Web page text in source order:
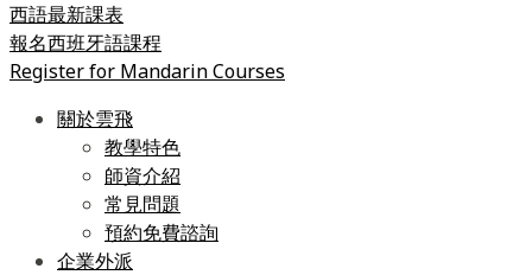
西語最新課表
報名西班牙語課程
Register for Mandarin Courses
關於雲飛
教學特色
師資介紹
常見問題
預約免費諮詢
企業外派